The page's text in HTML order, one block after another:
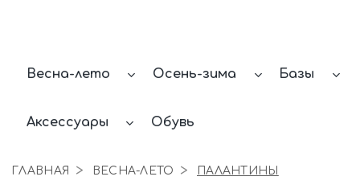
Весна-лето Осень-зима Базы
Аксессуары Обувь
ГЛАВНАЯ ВЕСНА-ЛЕТО ПАЛАНТИНЫ